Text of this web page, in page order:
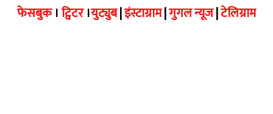
फेसबुक।ट्विटर।युट्युब|इंस्टाग्राम|गुगल न्यूज|टेलिग्राम